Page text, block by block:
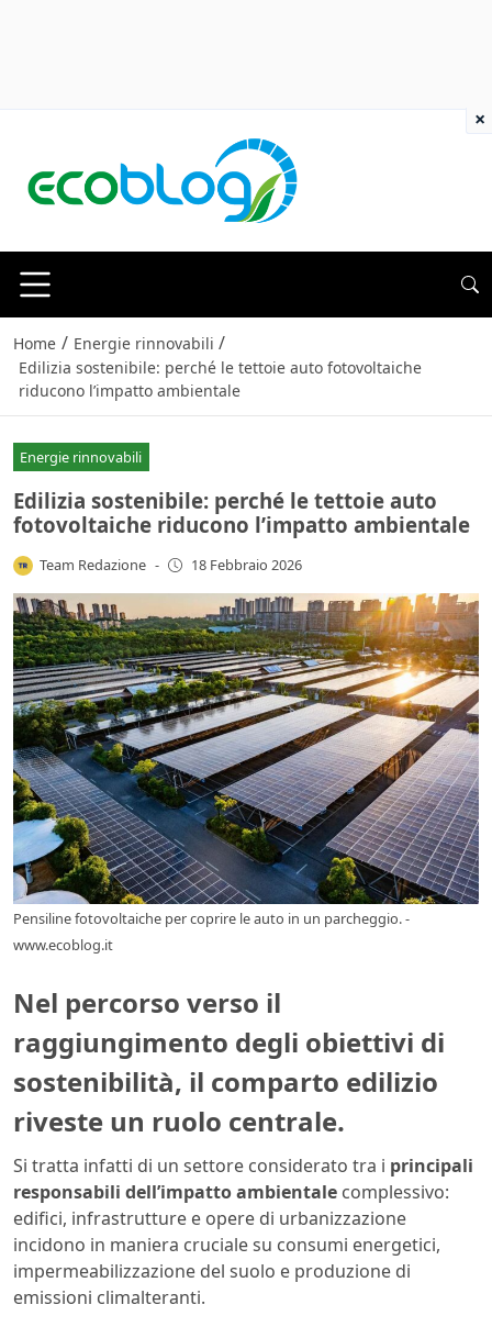
Home / Energie rinnovabili /
Edilizia sostenibile: perché le tettoie auto fotovoltaiche
riducono l’impatto ambientale
Energie rinnovabili
Edilizia sostenibile: perché le tettoie auto
fotovoltaiche riducono l’impatto ambientale
Team Redazione - 18 Febbraio 2026
Pensiline fotovoltaiche per coprire le auto in un parcheggio. -
www.ecoblog.it
Nel percorso verso il
raggiungimento degli obiettivi di
sostenibilità, il comparto edilizio
riveste un ruolo centrale.
Si tratta infatti di un settore considerato tra i principali
responsabili dell’impatto ambientale complessivo:
edifici, infrastrutture e opere di urbanizzazione
incidono in maniera cruciale su consumi energetici,
impermeabilizzazione del suolo e produzione di
emissioni climalteranti.
×